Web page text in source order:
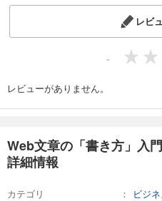
レビ
-
レビューがありません。
Web文章の「書き方」
詳細情報
カテゴリ
ビジ